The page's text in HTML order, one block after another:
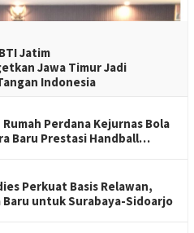
Jatim
Jawa Timur Jadi
Indonesia
Perdana Kejurnas Bola
Baru Prestasi Handball
Perkuat Basis Relawan,
Baru untuk Surabaya-Sidoarjo